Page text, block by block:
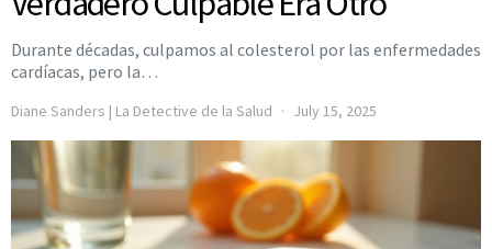
Durante décadas, culpamos al colesterol por las enfermedades
cardíacas, pero la…
Diane Sanders | La Detective de la Salud July 15, 2025